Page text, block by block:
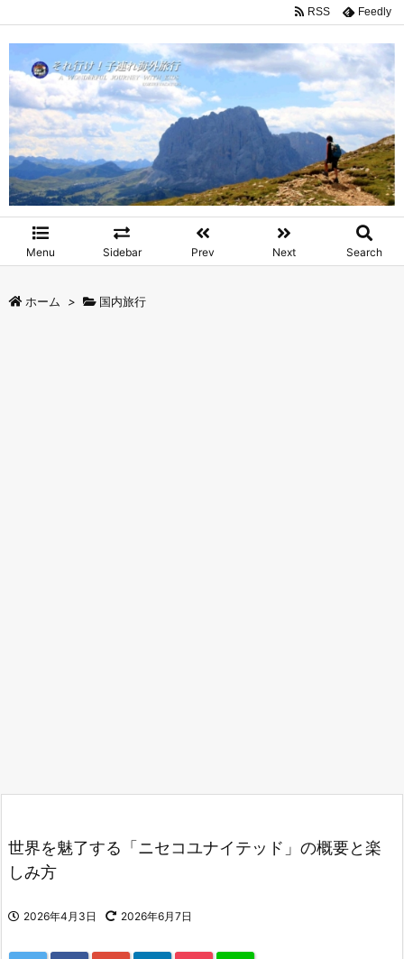
Menu Sidebar Prev Next Search
RSS Feedly
ホーム > 国内旅行
世界を魅了する「ニセコユナイテッド」の概要と楽
しみ方
2026年4月3日 2026年6月7日